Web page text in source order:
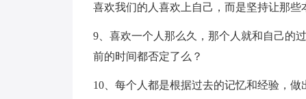
喜欢我们的人喜欢上自己，而是坚持让那些
9、喜欢一个人那么久，那个人就和自己的
前的时间都否定了么？
10、每个人都是根据过去的记忆和经验，